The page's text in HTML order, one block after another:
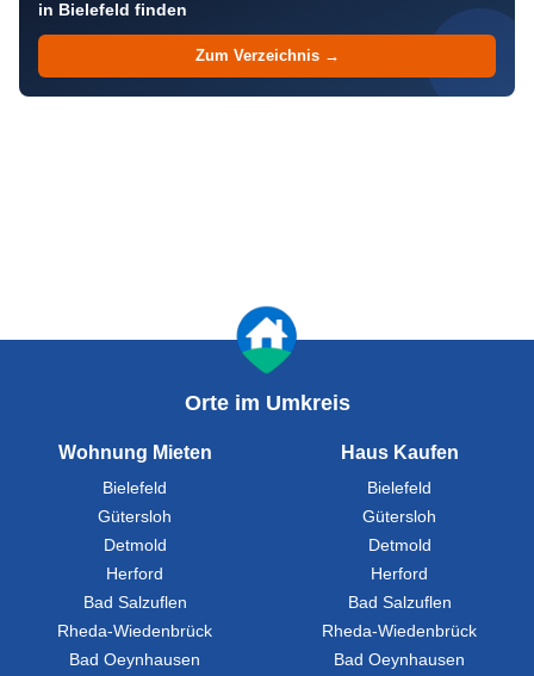
in Bielefeld finden
Zum Verzeichnis →
Orte im Umkreis
Wohnung Mieten
Bielefeld
Gütersloh
Detmold
Herford
Bad Salzuflen
Rheda-Wiedenbrück
Bad Oeynhausen
Haus Kaufen
Bielefeld
Gütersloh
Detmold
Herford
Bad Salzuflen
Rheda-Wiedenbrück
Bad Oeynhausen